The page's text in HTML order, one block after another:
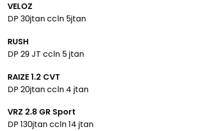
VELOZ
DP 30jtan ccln 5jtan
RUSH
DP 29 JT ccln 5 jtan
RAIZE 1.2 CVT
DP 20jtan ccln 4 jtan
VRZ 2.8 GR Sport
DP 130jtan ccln 14 jtan